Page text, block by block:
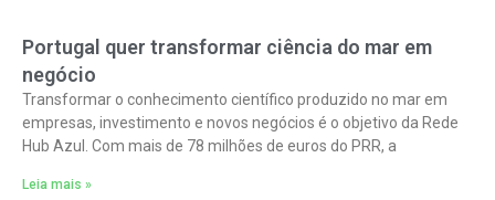
Portugal quer transformar ciência do mar em
negócio
Transformar o conhecimento científico produzido no mar em
empresas, investimento e novos negócios é o objetivo da Rede
Hub Azul. Com mais de 78 milhões de euros do PRR, a
Leia mais »